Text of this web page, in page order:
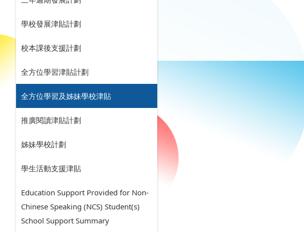
學校發展津貼計劃
校本課後支援計劃
全方位學習津貼計劃
全方位學習及姊妹學校津貼
推廣閱讀津貼計劃
姊妹學校計劃
學生活動支援津貼
Education Support Provided for Non-
Chinese Speaking (NCS) Student(s)
School Support Summary